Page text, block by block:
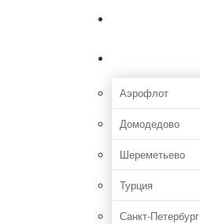
Аэрофлот
Домодедово
Шереметьево
Турция
Санкт-Петербург